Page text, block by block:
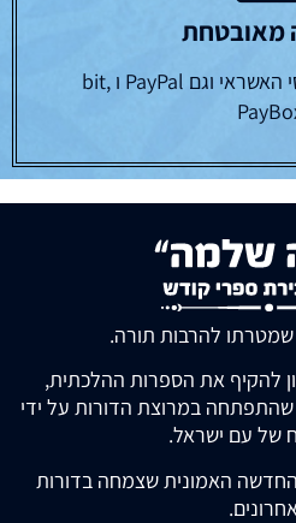
מאובטחת
עובדים עם כל כרטיסי האשראי וגם PayPal ו bit,
להרבות תורה.
להקיף את הספרות ההלכתית,
שהתפתחה במרוצת הדורות על ידי
של עם ישראל.
האמונית שצמחה בדורות